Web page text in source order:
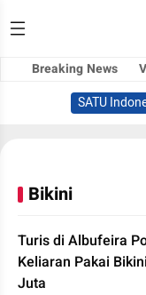
Breaking News
SATU
Bikini
Turis di Albufeira
Keliaran Pakai
Juta